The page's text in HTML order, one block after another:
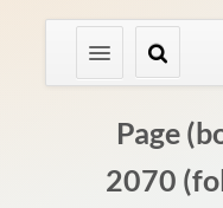
613004 (bo 3004L) Page
2070